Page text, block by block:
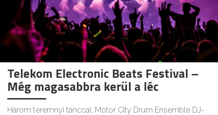
Telekom Electronic Beats Festival –
Még magasabbra kerül a léc
Három teremnyi tánccal, Motor City Drum Ensemble DJ-